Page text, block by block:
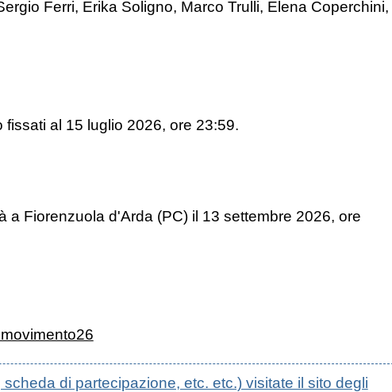
Ferri, Erika Soligno, Marco Trulli, Elena Coperchini,
al 15 luglio 2026, ore 23:59.
a Fiorenzuola d'Arda (PC) il 13 settembre 2026, ore
di partecipazione, etc. etc.) visitate il sito degli